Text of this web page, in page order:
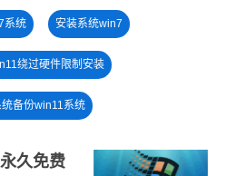
系统 安装系统win7
绕过硬件限制安装
备份win11系统
久免费